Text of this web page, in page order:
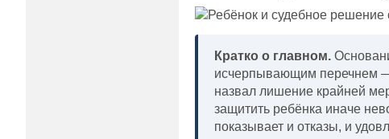
Кратко о главном.
исчерпывающим перечнем
назвал лишение крайней
защитить ребёнка иначе
показывает и отказы, и